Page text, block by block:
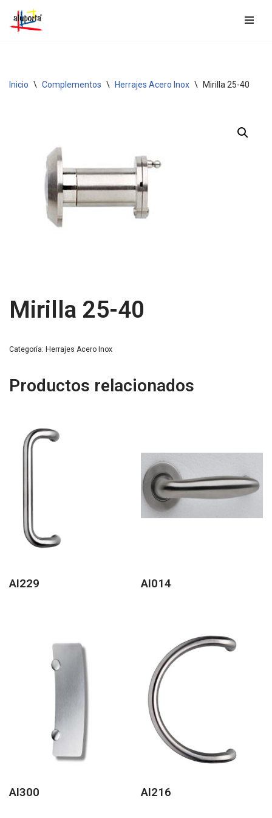
Saltar
Inicio \ Complementos \ Herrajes Acero Inox \ Mirilla 25-40
Mirilla 25-40
Categoría: Herrajes Acero Inox
Productos relacionados
AI229 AI014
AI300 AI216